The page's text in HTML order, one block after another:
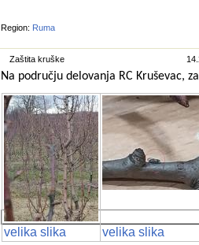
Region: Ruma
Zaštita kruške
Na području delovanja RC Kruševac,
velika slika velika slika